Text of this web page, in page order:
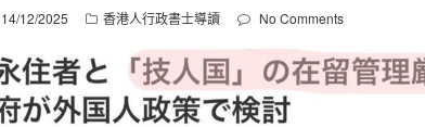
14/12/2025 香港人行政書士導讀 No Comments